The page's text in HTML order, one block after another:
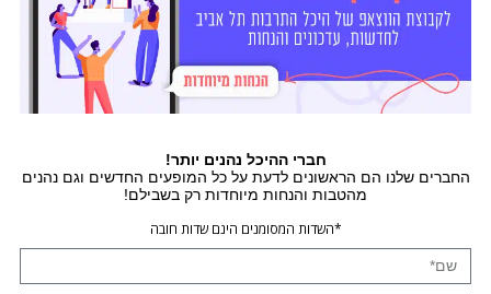
חברי ההיכל נהנים יותר!
החברים שלנו הם הראשונים לדעת על כל המופעים החדשים וגם נהנים
מהטבות והנחות מיוחדות רק בשבילם!
*השדות המסומנים הינם שדות חובה